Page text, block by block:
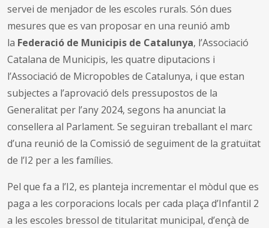
servei de menjador de les escoles rurals. Són dues
mesures que es van proposar en una reunió amb
la Federació de Municipis de Catalunya, l’Associació
Catalana de Municipis, les quatre diputacions i
l’Associació de Micropobles de Catalunya, i que estan
subjectes a l’aprovació dels pressupostos de la
Generalitat per l’any 2024, segons ha anunciat la
consellera al Parlament. Se seguiran treballant el marc
d’una reunió de la Comissió de seguiment de la gratuïtat
de l’I2 per a les famílies.
Pel que fa a l’I2, es planteja incrementar el mòdul que es
paga a les corporacions locals per cada plaça d’Infantil 2
a les escoles bressol de titularitat municipal, d’ençà de